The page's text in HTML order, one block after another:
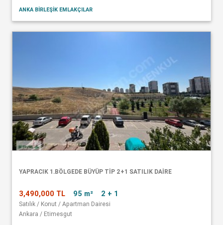
ANKA BİRLEŞİK EMLAKÇILAR
YAPRACIK 1.BÖLGEDE BÜYÜP TİP 2+1 SATILIK DAİRE
3,490,000 TL 95 m² 2 + 1
Satılık / Konut / Apartman Dairesi
Ankara / Etimesgut